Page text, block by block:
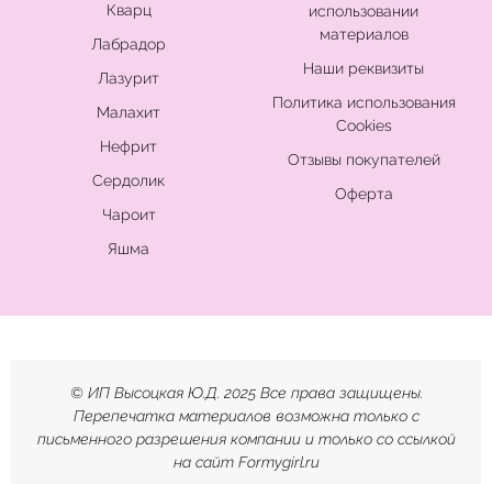
Кварц
Лабрадор
Лазурит
Малахит
Нефрит
Сердолик
Чароит
Яшма
использовании
материалов
Наши реквизиты
Политика использования
Cookies
Отзывы покупателей
Оферта
© ИП Высоцкая Ю.Д. 2025 Все права защищены.
Перепечатка материалов возможна только с
письменного разрешения компании и только со ссылкой
на сайт Formygirl.ru